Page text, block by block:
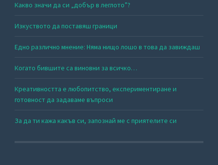
Какво значи да си „добър в леглото”?
Изкуството да поставяш граници
Едно различно мнение: Няма нищо лошо в това да завиждаш
Когато бившите са виновни за всичко…
Креативността е любопитство, експериментиране и
готовност да задаваме въпроси
За да ти кажа какъв си, запознай ме с приятелите си